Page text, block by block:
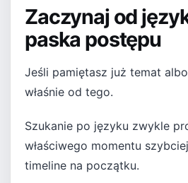
Zaczynaj od
paska postępu
Jeśli pamiętasz już temat
właśnie od tego.
Szukanie po języku zwykle
właściwego momentu
timeline na początku.